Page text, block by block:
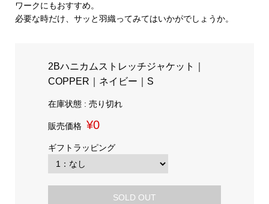
ワークにもおすすめ。
必要な時だけ、サッと羽織ってみてはいかがでしょうか。
2Bハニカムストレッチジャケット｜
COPPER｜ネイビー｜S
在庫状態 : 売り切れ
販売価格 ¥0
ギフトラッピング
SOLD OUT